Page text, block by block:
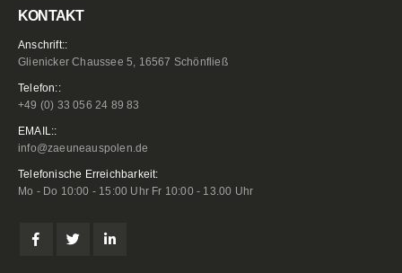
KONTAKT
Anschrift::
Glienicker Chaussee 5, 16567 Schönfließ
Telefon::
+49 (0) 33 056 24 89 83
EMAIL::
info@zaeuneauspolen.de
Telefonische Erreichbarkeit:
Mo - Do 10:00 - 15:00 Uhr Fr 10:00 - 13.00 Uhr